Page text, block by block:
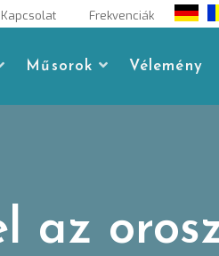
Kapcsolat Frekvenciák
Műsorok Vélemény
az